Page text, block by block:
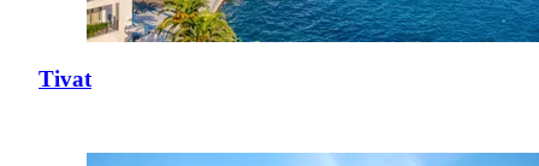
Tivat